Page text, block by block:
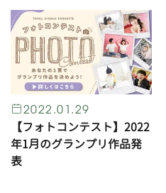
2022.01.29
【フォトコンテスト】2022
年1月のグランプリ作品発
表